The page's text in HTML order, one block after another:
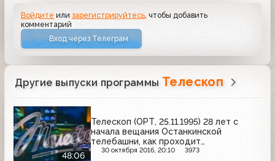
Войдите илизарегистрируйтесь , чтобы добавить
комментарий
Вход через Телеграм
Другие выпуски программы Телескоп
48:06
Телескоп (ОРТ, 25.11.1995) 28 лет с
начала вещания Останкинской
телебашни, как проходит
предвыборная компания на
30 октября 2016, 20:10 3973